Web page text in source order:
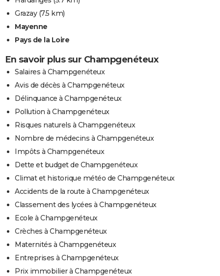
Grazay(7.5 km)
Mayenne
Pays de la Loire
En savoir plus sur Champgenéteux
Salaires à Champgenéteux
Avis de décès à Champgenéteux
Délinquance à Champgenéteux
Pollution à Champgenéteux
Risques naturels à Champgenéteux
Nombre de médecins à Champgenéteux
Impôts à Champgenéteux
Dette et budget de Champgenéteux
Climat et historique météo de Champgenéteux
Accidents de la route à Champgenéteux
Classement des lycées à Champgenéteux
Ecole à Champgenéteux
Crèches à Champgenéteux
Maternités à Champgenéteux
Entreprises à Champgenéteux
Prix immobilier à Champgenéteux